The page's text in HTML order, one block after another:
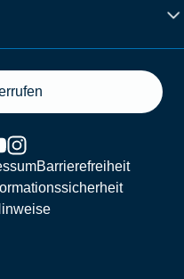
Barrierefreiheit